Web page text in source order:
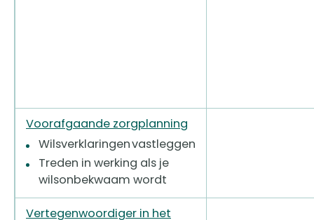
Voorafgaande zorgplanning
Wilsverklaringen vastleggen
Treden in werking als je
wilsonbekwaam wordt
Vertegenwoordiger in het